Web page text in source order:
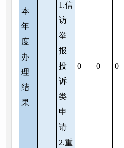
本
年
度
办
理
结
果
1.信
访
举
报
投
诉
类
申
请
0 0 0
2.重